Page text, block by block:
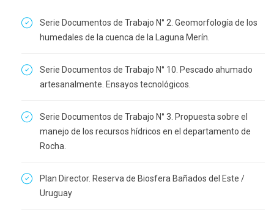
Serie Documentos de Trabajo N° 2. Geomorfología de los
humedales de la cuenca de la Laguna Merín.
Serie Documentos de Trabajo N° 10. Pescado ahumado
artesanalmente. Ensayos tecnológicos.
Serie Documentos de Trabajo N° 3. Propuesta sobre el
manejo de los recursos hídricos en el departamento de
Rocha.
Plan Director. Reserva de Biosfera Bañados del Este /
Uruguay